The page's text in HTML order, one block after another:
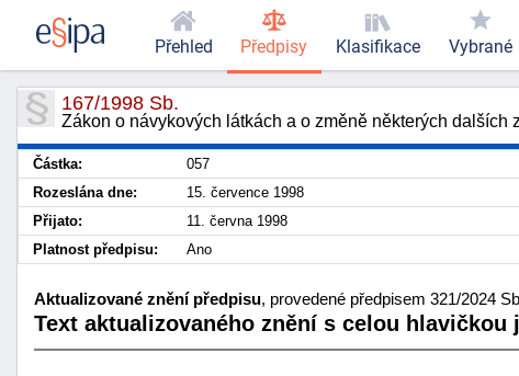
167/1998 Sb.
Zákon o návykových látkách a o změně některých dalších
Částka: 057
Rozeslána dne:
15. července 1998
Přijato:
11. června 1998
Platnost předpisu:
Ano
Aktualizované znění předpisu, provedené předpisem 321/2024
Text aktualizovaného znění s celou
Přehled Předpisy Klasifikace Vybrané